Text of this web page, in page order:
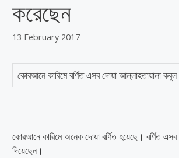
করেছেন
13 February 2017
কোরআনে কারিমে বর্ণিত এসব দোয়া আল্লাহতায়ালা
কোরআনে কারিমে অনেক দোয়া বর্ণিত হয়েছে। বর্ণিত
দিয়েছেন।